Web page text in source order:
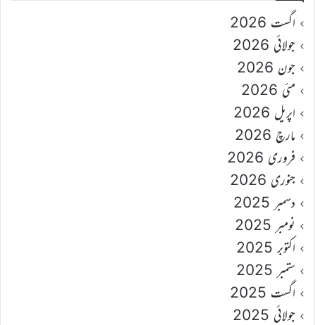
اگست 2026
جولائی 2026
جون 2026
مئی 2026
اپریل 2026
مارچ 2026
فروری 2026
جنوری 2026
دسمبر 2025
نومبر 2025
اکتوبر 2025
ستمبر 2025
اگست 2025
جولائی 2025